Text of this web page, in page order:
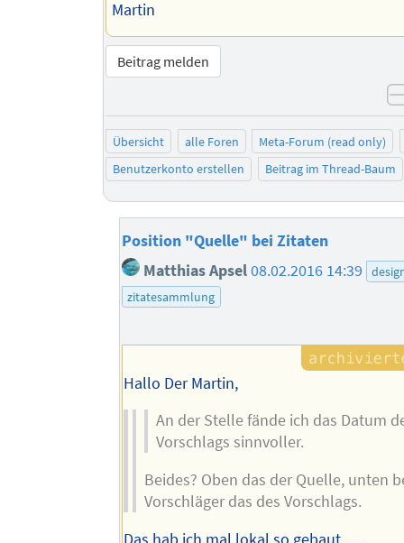
Martin
Beitrag melden
Übersicht alle Foren
Meta-Forum (read only)
Benutzerkonto erstellen
Beitrag im Thread-Baum
Position "Quelle" bei Zitaten
Matthias Apsel08.02.2016 14:39
zitatesammlung
Hallo Der Martin,
An der Stelle fände ich das Datum
Vorschlags sinnvoller.
Beides? Oben das der Quelle, unten
Vorschläger das des Vorschlags.
Das hab ich mal lokal so gebaut, …